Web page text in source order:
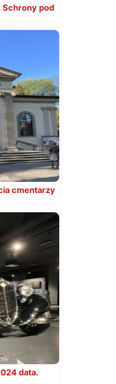
Schrony pod
cmentarzy
data.